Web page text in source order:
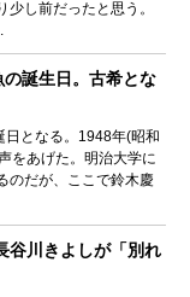
し前だったと思う。
誕生日。古希とな
となる。1948年(昭和
をあげた。明治大学に
のだが、ここで鈴木慶
川きよしが「別れ